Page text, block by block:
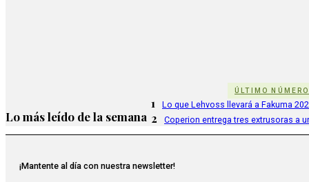
ÚLTIMO NÚMERO
Lo más leído de la semana
1 Lo que Lehvoss llevará a Fakuma
2 Coperion entrega tres extrusoras a
¡Mantente al día con nuestra newsletter!